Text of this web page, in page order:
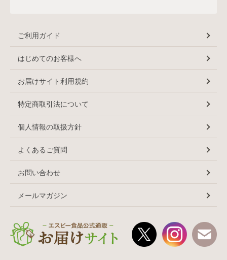
ご利用ガイド
はじめてのお客様へ
お届けサイト利用規約
特定商取引法について
個人情報の取扱方針
よくあるご質問
お問い合わせ
メールマガジン